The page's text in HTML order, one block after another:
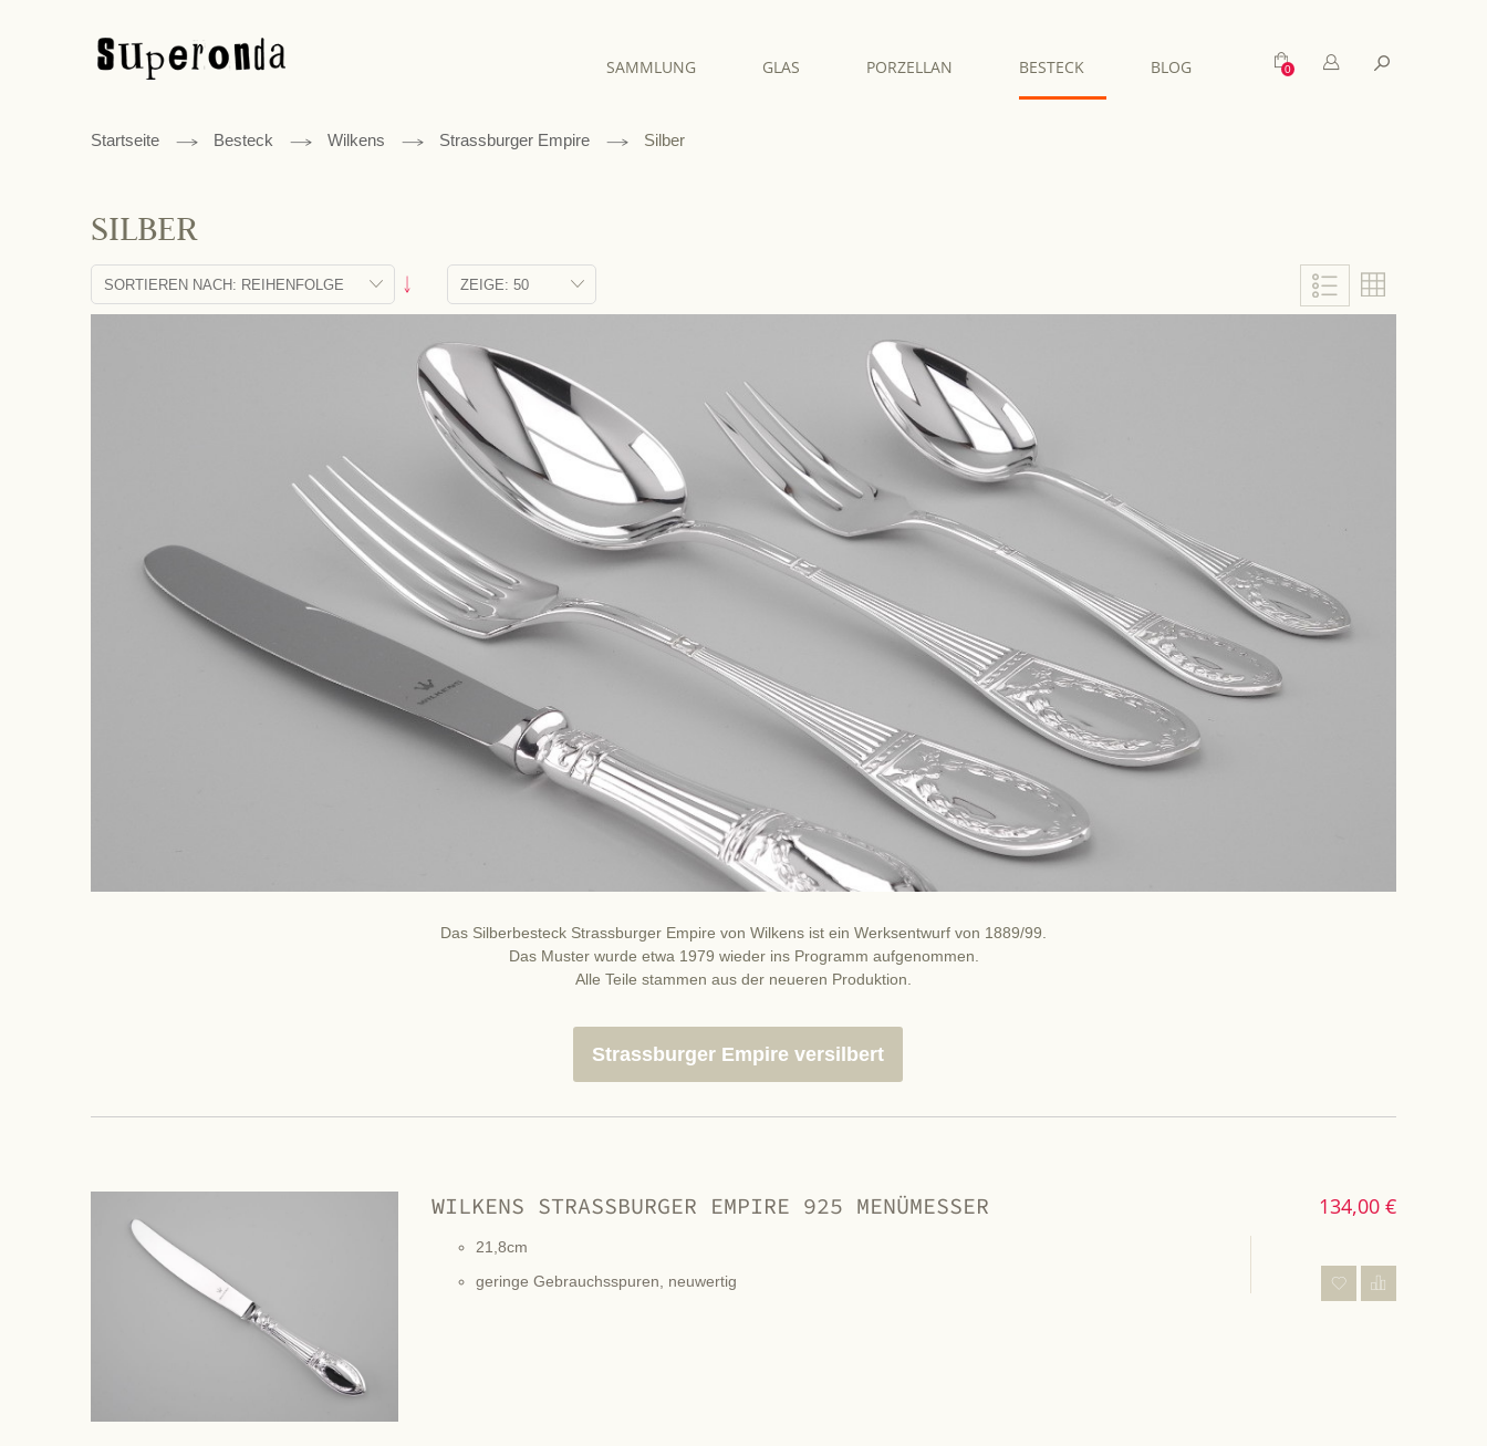
SAMMLUNG GLAS PORZELLAN BESTECK BLOG Mein WarenkorbSuche
Startseite Besteck Wilkens Strassburger Empire Silber
SILBER
Das Silberbesteck Strassburger Empire von Wilkens ist ein Werksentwurf von 1889/99.
Das Muster wurde etwa 1979 wieder ins Programm aufgenommen.
Alle Teile stammen aus der neueren Produktion.
Strassburger Empire versilbert
Liste
Absteigend
sortieren
WILKENS STRASSBURGER EMPIRE 925 MENÜMESSER
21,8cm
geringe Gebrauchsspuren, neuwertig
134,00 €